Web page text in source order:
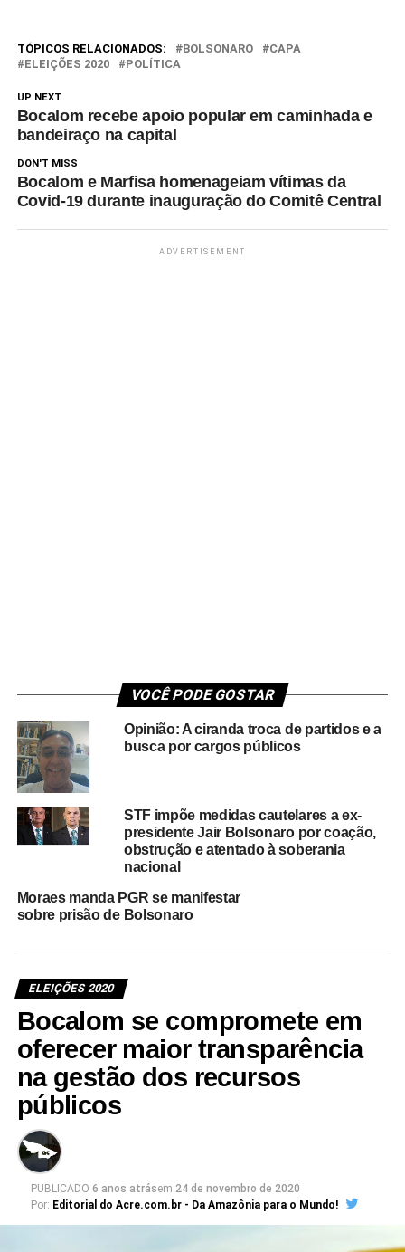
Leitão (PT) e o deputado
federal André Fernandes (PL)
TÓPICOS RELACIONADOS: BOLSONARO
CAPA
ELEIÇÕES 2020
POLÍTICA
UP NEXT
Bocalom recebe apoio popular em caminhada e
bandeiraço na capital
DON'T MISS
Bocalom e Marfisa homenageiam vítimas da
Covid-19 durante inauguração do Comitê Central
ADVERTISEMENT
VOCÊ PODE GOSTAR
Opinião: A ciranda troca de partidos e a
busca por cargos públicos
STF impõe medidas cautelares a ex-
presidente Jair Bolsonaro por coação,
obstrução e atentado à soberania
nacional
Moraes manda PGR se manifestar
sobre prisão de Bolsonaro
ELEIÇÕES 2020
Bocalom se compromete em
oferecer maior transparência
na gestão dos recursos
públicos
PUBLICADO 6 anos atrásem 24 de novembro de 2020
Por: Editorial do Acre.com.br - Da Amazônia para o Mundo!